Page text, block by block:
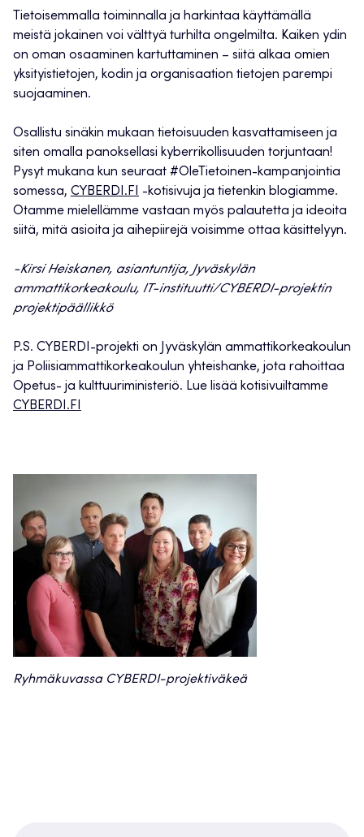
Tietoisemmalla toiminnalla ja harkintaa käyttämällä
meistä jokainen voi välttyä turhilta ongelmilta. Kaiken ydin
on oman osaaminen kartuttaminen – siitä alkaa omien
yksityistietojen, kodin ja organisaation tietojen parempi
suojaaminen.
Osallistu sinäkin mukaan tietoisuuden kasvattamiseen ja
siten omalla panoksellasi kyberrikollisuuden torjuntaan!
Pysyt mukana kun seuraat #OleTietoinen-kampanjointia
somessa, CYBERDI.FI
-kotisivuja ja tietenkin blogiamme.
Otamme mielellämme vastaan myös palautetta ja ideoita
siitä, mitä asioita ja aihepiirejä voisimme ottaa käsittelyyn.
-Kirsi Heiskanen, asiantuntija, Jyväskylän
ammattikorkeakoulu, IT-instituutti/CYBERDI-projektin
projektipäällikkö
P.S. CYBERDI-projekti on Jyväskylän ammattikorkeakoulun
ja Poliisiammattikorkeakoulun yhteishanke, jota rahoittaa
Opetus- ja kulttuuriministeriö. Lue lisää kotisivuiltamme
CYBERDI.FI
Ryhmäkuvassa CYBERDI-projektiväkeä